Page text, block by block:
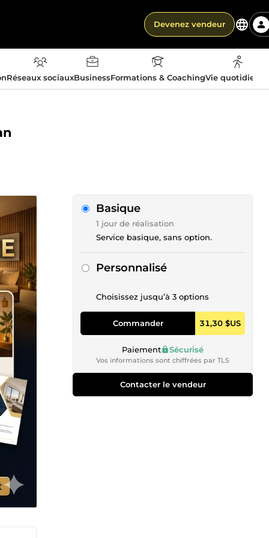
Devenez vendeur
Réseaux sociauxBusinessFormations & CoachingVie
Basique
1 jour de réalisation
Service basique, sans option.
Personnalisé
Choisissez jusqu’à 3 options
Commander 31,30 $US
Paiement Sécurisé
Vos informations sont chiffrées par TLS
Contacter le vendeur